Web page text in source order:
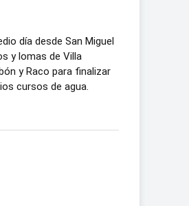
día desde San Miguel
y lomas de Villa
y Raco para finalizar
cursos de agua.